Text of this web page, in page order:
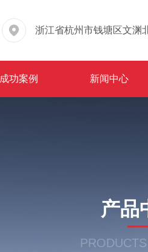
浙江省杭州市钱塘区文渊
成功案例 新闻中心
产品